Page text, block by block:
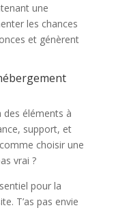
une
les chances
et génèrent
des éléments à
support, et
choisir une
vrai ?
pour la
T’as pas envie